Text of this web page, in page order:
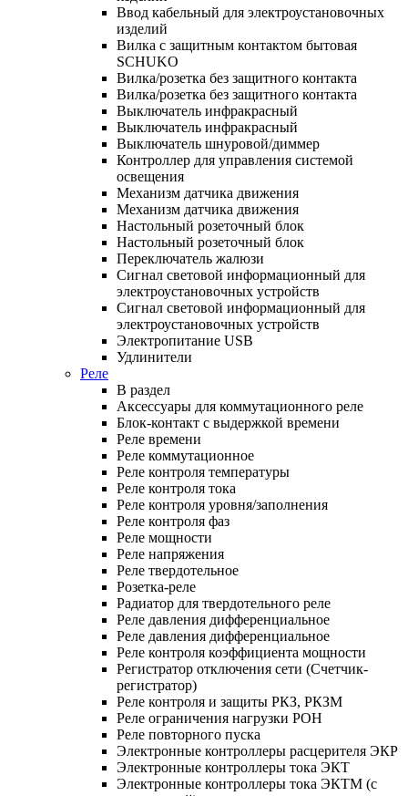
Ввод кабельный для электроустановочных
изделий
Вилка с защитным контактом бытовая
SCHUKO
Вилка/розетка без защитного контакта
Вилка/розетка без защитного контакта
Выключатель инфракрасный
Выключатель инфракрасный
Выключатель шнуровой/диммер
Контроллер для управления системой
освещения
Механизм датчика движения
Механизм датчика движения
Настольный розеточный блок
Настольный розеточный блок
Переключатель жалюзи
Сигнал световой информационный для
электроустановочных устройств
Сигнал световой информационный для
электроустановочных устройств
Электропитание USB
Удлинители
Реле
В раздел
Аксессуары для коммутационного реле
Блок-контакт с выдержкой времени
Реле времени
Реле коммутационное
Реле контроля температуры
Реле контроля тока
Реле контроля уровня/заполнения
Реле контроля фаз
Реле мощности
Реле напряжения
Реле твердотельное
Розетка-реле
Радиатор для твердотельного реле
Реле давления дифференциальное
Реле давления дифференциальное
Реле контроля коэффициента мощности
Регистратор отключения сети (Счетчик-
регистратор)
Реле контроля и защиты РКЗ, РКЗМ
Реле ограничения нагрузки РОН
Реле повторного пуска
Электронные контроллеры расцерителя ЭКР
Электронные контроллеры тока ЭКТ
Электронные контроллеры тока ЭКТМ (с